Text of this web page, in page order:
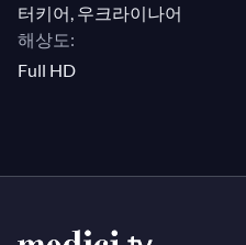
터키어, 우크라이나어
해상도:
Full HD